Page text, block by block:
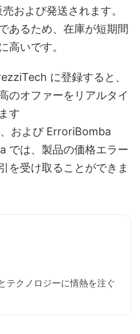
および発送されます。
あるため、在庫が短期間
高いです。
に登録すると、
のオファーをリアルタイ
す
および ErroriBomba
は、製品の価格エラー
を受け取ることができま
テクノロジーに情熱を注ぐ